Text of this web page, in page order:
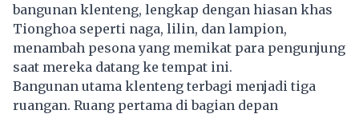
bangunan klenteng, lengkap dengan hiasan khas
Tionghoa seperti naga, lilin, dan lampion,
menambah pesona yang memikat para pengunjung
saat mereka datang ke tempat ini.
Bangunan utama klenteng terbagi menjadi tiga
ruangan. Ruang pertama di bagian depan